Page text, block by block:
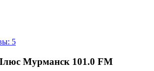
5
Мурманск 101.0 FM